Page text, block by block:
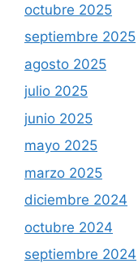
octubre 2025
septiembre 2025
agosto 2025
julio 2025
junio 2025
mayo 2025
marzo 2025
diciembre 2024
octubre 2024
septiembre 2024